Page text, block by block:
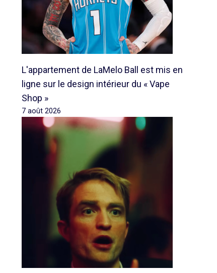
L'appartement de LaMelo Ball est mis en
ligne sur le design intérieur du « Vape
Shop »
7 août 2026